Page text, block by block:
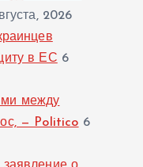
2026
в ЕС 6
между
— Politico 6